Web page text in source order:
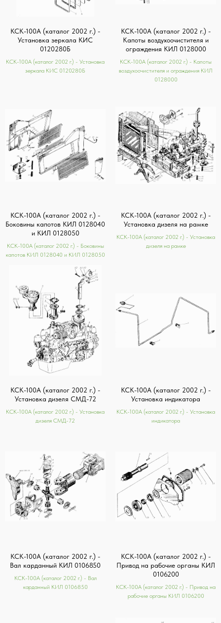
КСК-100А (каталог 2002 г.) -
Установка зеркала КИС
0120280Б
КСК-100А (каталог 2002 г.) - Установка
зеркала КИС 0120280Б
КСК-100А (каталог 2002 г.) -
Капоты воздухоочистителя и
ограждения КИЛ 0128000
КСК-100А (каталог 2002 г.) - Капоты
воздухоочистителя и ограждения КИЛ
0128000
КСК-100А (каталог 2002 г.) -
Боковины капотов КИЛ 0128040
и КИЛ 0128050
КСК-100А (каталог 2002 г.) - Боковины
капотов КИЛ 0128040 и КИЛ 0128050
КСК-100А (каталог 2002 г.) -
Установка дизеля на рамке
КСК-100А (каталог 2002 г.) - Установка
дизеля на рамке
КСК-100А (каталог 2002 г.) -
Установка дизеля СМД-72
КСК-100А (каталог 2002 г.) - Установка
дизеля СМД-72
КСК-100А (каталог 2002 г.) -
Установка индикатора
КСК-100А (каталог 2002 г.) - Установка
индикатора
КСК-100А (каталог 2002 г.) -
Вал карданный КИЛ 0106850
КСК-100А (каталог 2002 г.) - Вал
карданный КИЛ 0106850
КСК-100А (каталог 2002 г.) -
Привод на рабочие органы КИЛ
0106200
КСК-100А (каталог 2002 г.) - Привод на
рабочие органы КИЛ 0106200